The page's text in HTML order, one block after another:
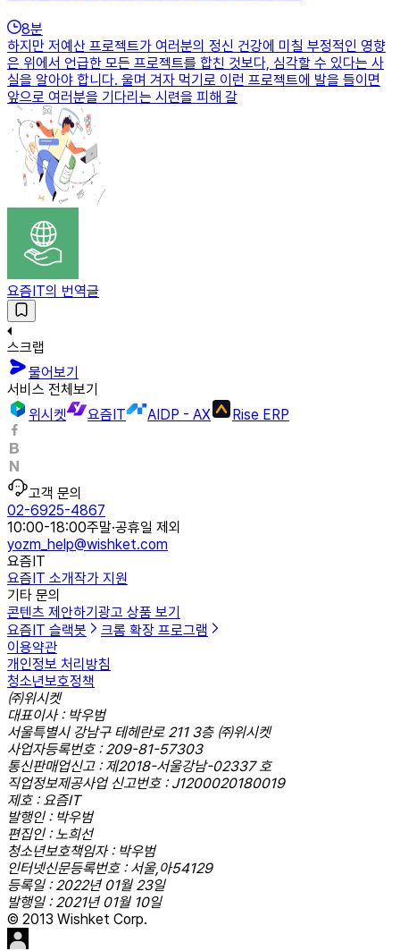
8분
하지만 저예산 프로젝트가 여러분의 정신 건강에 미칠 부정적인 영향
은 위에서 언급한 모든 프로젝트를 합친 것보다, 심각할 수 있다는 사
실을 알아야 합니다. 울며 겨자 먹기로 이런 프로젝트에 발을 들이면
앞으로 여러분을 기다리는 시련을 피해 갈
요즘IT의 번역글
스크랩
물어보기
서비스 전체보기
위시켓
요즘IT AIDP - AX Rise ERP
고객 문의
02-6925-4867
10:00-18:00주말·공휴일 제외
yozm_help@wishket.com
요즘IT
요즘IT 소개작가 지원
기타 문의
콘텐츠 제안하기 광고 상품 보기
요즘IT 슬랙봇
크롬 확장 프로그램
이용약관
개인정보 처리방침
청소년보호정책
㈜위시켓
대표이사 : 박우범
서울특별시 강남구 테헤란로 211 3층 ㈜위시켓
사업자등록번호 : 209-81-57303
통신판매업신고 : 제2018-서울강남-02337 호
직업정보제공사업 신고번호 : J1200020180019
제호 : 요즘IT
발행인 : 박우범
편집인 : 노희선
청소년보호책임자 : 박우범
인터넷신문등록번호 : 서울,아54129
등록일 : 2022년 01월 23일
발행일 : 2021년 01월 10일
© 2013 Wishket Corp.